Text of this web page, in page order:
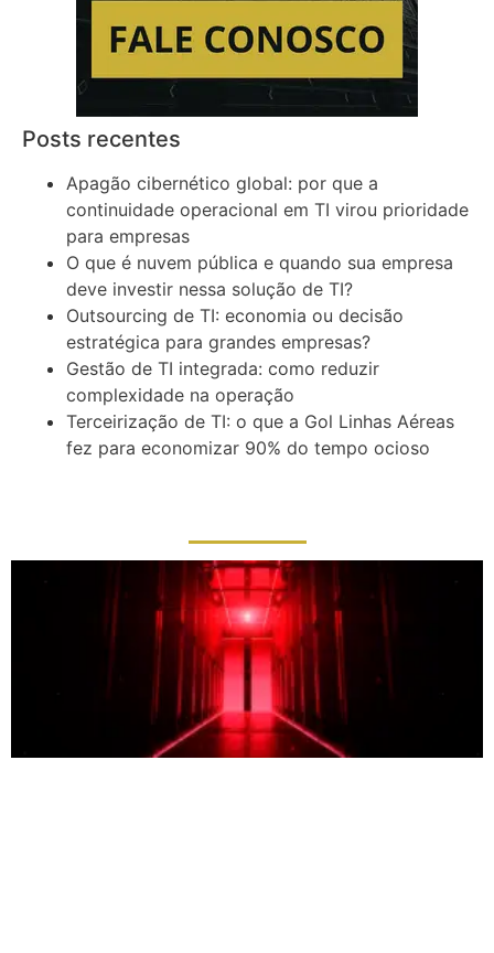
Posts recentes
Apagão cibernético global: por que a
continuidade operacional em TI virou prioridade
para empresas
O que é nuvem pública e quando sua empresa
deve investir nessa solução de TI?
Outsourcing de TI: economia ou decisão
estratégica para grandes empresas?
Gestão de TI integrada: como reduzir
complexidade na operação
Terceirização de TI: o que a Gol Linhas Aéreas
fez para economizar 90% do tempo ocioso